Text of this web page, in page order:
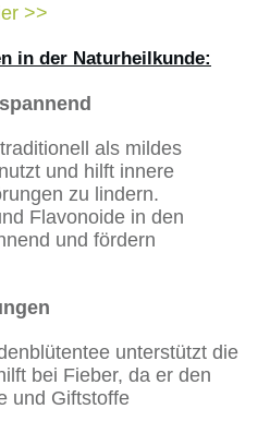
>>
in der Naturheilkunde:
als mildes
und hilft innere
zu lindern.
Flavonoide in den
und fördern
unterstützt die
bei Fieber, da er den
und Giftstoffe